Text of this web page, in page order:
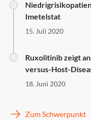
Imetelstat
15. Juli 2020
Ruxolitinib zeigt
versus-Host-
18. Juni 2020
Zum Schwerpunkt